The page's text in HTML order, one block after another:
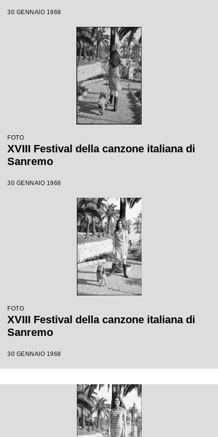
30 GENNAIO 1968
FOTO
XVIII Festival della canzone italiana di
Sanremo
30 GENNAIO 1968
FOTO
XVIII Festival della canzone italiana di
Sanremo
30 GENNAIO 1968